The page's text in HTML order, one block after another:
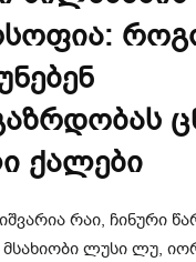
ქალები
რაი, ჩინური
ლუსი ლუ,